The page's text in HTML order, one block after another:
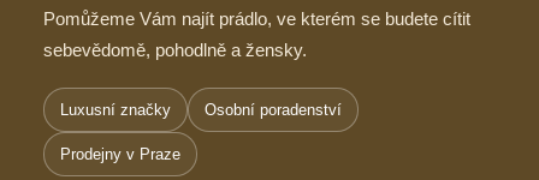
Pomůžeme Vám najít prádlo, ve kterém se budete cítit
sebevědomě, pohodlně a žensky.
Luxusní značky Osobní poradenství
Prodejny v Praze